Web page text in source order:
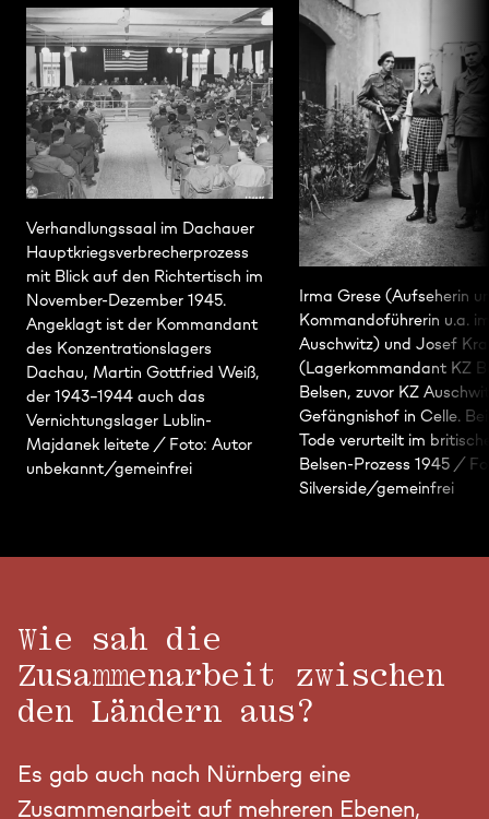
Verhandlungssaal im Dachauer
Hauptkriegsverbrecherprozess
mit Blick auf den Richtertisch im
November-Dezember 1945.
Angeklagt ist der Kommandant
des Konzentrationslagers
Dachau, Martin Gottfried Weiß,
der 1943-1944 auch das
Vernichtungslager Lublin-
Majdanek leitete / Foto: Autor
unbekannt/gemeinfrei
Irma Grese (Aufseherin
Kommandoführerin u.a.
Auschwitz) und Josef
(Lagerkommandant KZ
Belsen, zuvor KZ
Gefängnishof in Celle.
Tode verurteilt im
Belsen-Prozess 1945 /
Silverside/gemeinfrei
Wie sah die
Zusammenarbeit zwischen
den Ländern aus?
Es gab auch nach Nürnberg eine
Zusammenarbeit auf mehreren Ebenen,